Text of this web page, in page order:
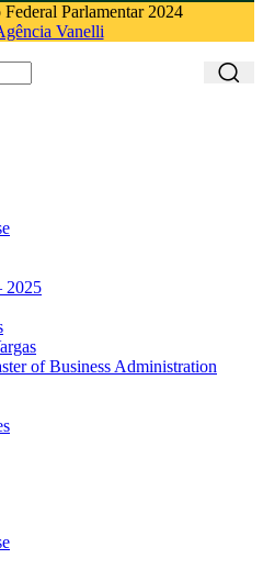
Parlamentar 2024
Vanelli
2025
of Business Administration